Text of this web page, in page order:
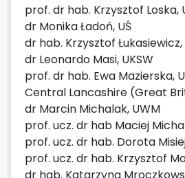
prof. dr hab. Krzysztof Loska,
dr Monika Ładoń, UŚ
dr hab. Krzysztof Łukasiewicz,
dr Leonardo Masi, UKSW
prof. dr hab. Ewa Mazierska,
Central Lancashire (Great
dr Marcin Michalak, UWM
prof. ucz. dr hab Maciej
prof. ucz. dr hab. Dorota
prof. ucz. dr hab. Krzysztof